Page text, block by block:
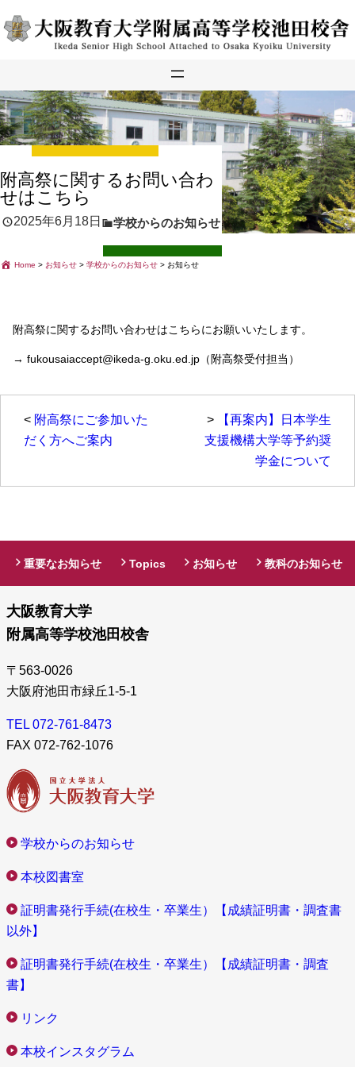
を
附高祭に関するお問い合わ
せはこちら
2025年6月18日 学校からのお知らせ
Home > お知らせ > 学校からのお知らせ > お知らせ
附高祭に関するお問い合わせはこちらにお願いいたします。
→ fukousaiaccept@ikeda-g.oku.ed.jp（附高祭受付担当）
< 附高祭にご参加いた
だく方へご案内
>
【再案内】日本学生
支援機構大学等予約奨
学金について
重要なお知らせ Topics お知らせ 教科のお知らせ
大阪教育大学
附属高等学校池田校舎
〒563-0026
大阪府池田市緑丘1-5-1
TEL 072-761-8473
FAX 072-762-1076
学校からのお知らせ
本校図書室
証明書発行手続(在校生・卒業生）【成績証明書・調査書
以外】
証明書発行手続(在校生・卒業生）【成績証明書・調査
書】
リンク
本校インスタグラム